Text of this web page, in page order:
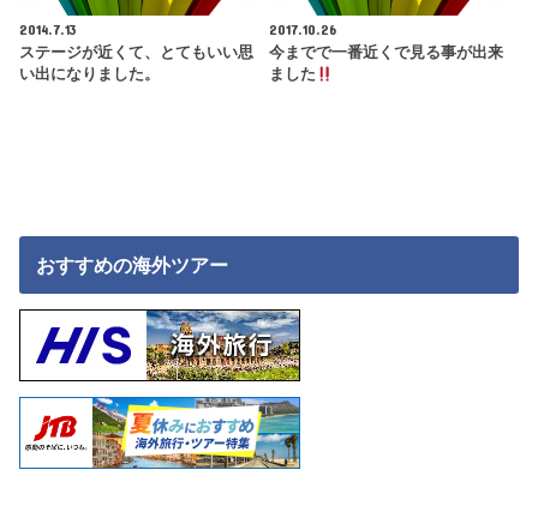
2014.7.13
ステージが近くて、とてもいい思
い出になりました。
2017.10.26
今までで一番近くで見る事が出来
ました
おすすめの海外ツアー